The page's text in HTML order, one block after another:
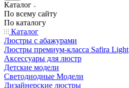
Каталог
По всему сайту
По каталогу
Каталог
Люстры с абажурами
Люстры премиум-класса Safira Light
Аксессуары для люстр
Детские модели
Светодиодные Модели
Дизайнерские люстры